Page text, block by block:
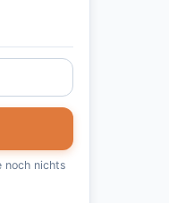
noch nichts